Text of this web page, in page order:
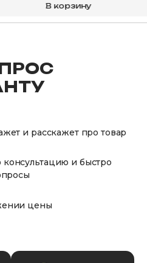
В корзину
и расскажет про товар
и быстро
цены